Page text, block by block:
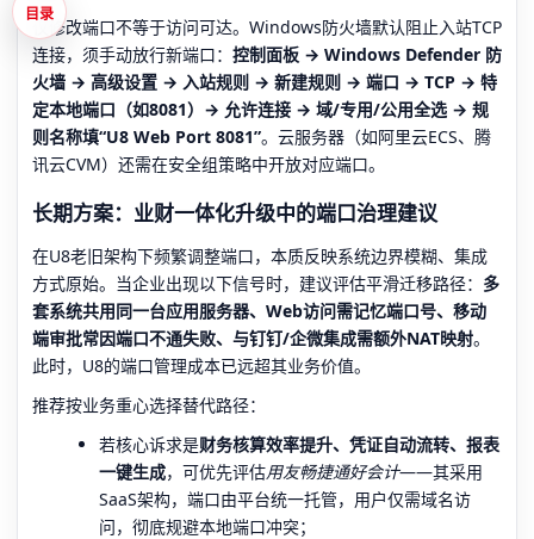
仅修改端口不等于访问可达。Windows防火墙默认阻止入站TCP
连接，须手动放行新端口： 控制面板 → Windows Defender 防
火墙 → 高级设置 → 入站规则 → 新建规则 → 端口 → TCP → 特
定本地端口（如8081）→ 允许连接 → 域/专用/公用全选 → 规
则名称填“U8 Web Port 8081”。云服务器（如阿里云ECS、腾
讯云CVM）还需在安全组策略中开放对应端口。
长期方案：业财一体化升级中的端口治理建议
在U8老旧架构下频繁调整端口，本质反映系统边界模糊、集成
方式原始。当企业出现以下信号时，建议评估平滑迁移路径： 多
套系统共用同一台应用服务器、Web访问需记忆端口号、移动
端审批常因端口不通失败、与钉钉/企微集成需额外NAT映射。
此时，U8的端口管理成本已远超其业务价值。
推荐按业务重心选择替代路径：
若核心诉求是财务核算效率提升、凭证自动流转、报表
一键生成，可优先评估用友畅捷通好会计——其采用
SaaS架构，端口由平台统一托管，用户仅需域名访
问，彻底规避本地端口冲突；
目录